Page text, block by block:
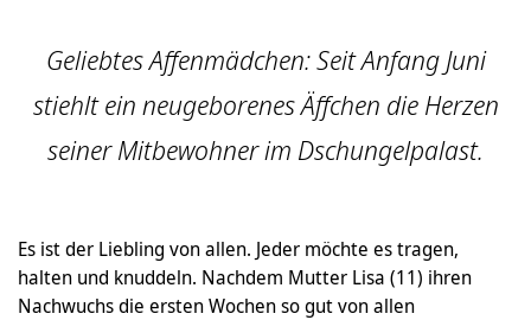
Geliebtes Affenmädchen: Seit Anfang Juni
stiehlt ein neugeborenes Äffchen die Herzen
seiner Mitbewohner im Dschungelpalast.
Es ist der Liebling von allen. Jeder möchte es tragen,
halten und knuddeln. Nachdem Mutter Lisa (11) ihren
Nachwuchs die ersten Wochen so gut von allen